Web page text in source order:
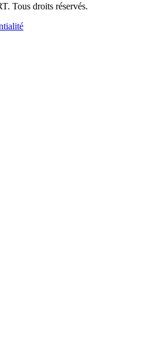
Tous droits réservés.